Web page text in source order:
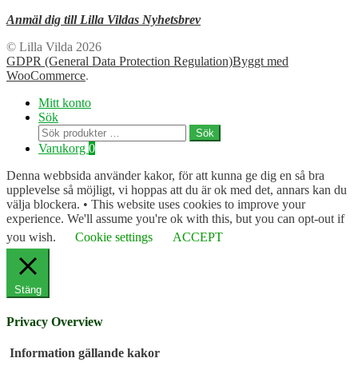
Anmäl dig till Lilla Vildas Nyhetsbrev
© Lilla Vilda 2026
GDPR (General Data Protection Regulation)Byggt med
WooCommerce.
Mitt konto
Sök
Sök
efter:
Sök
Varukorg 0
Denna webbsida använder kakor, för att kunna ge dig en så bra
upplevelse så möjligt, vi hoppas att du är ok med det, annars kan du
välja blockera. • This website uses cookies to improve your
experience. We'll assume you're ok with this, but you can opt-out if
you wish.
Cookie settings ACCEPT
Stäng
Privacy Overview
Information gällande kakor